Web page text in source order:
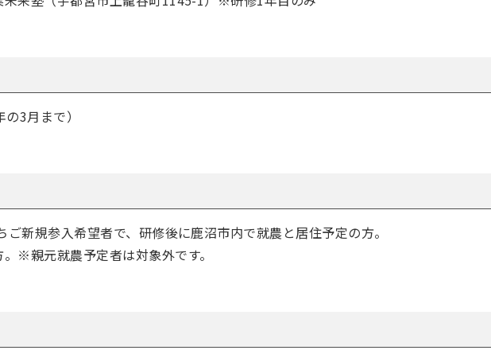
3月まで）
新規参入希望者で、研修後に鹿沼市内で就農と居住予定の方。
※親元就農予定者は対象外です。